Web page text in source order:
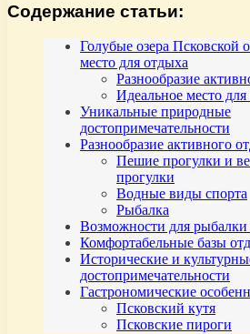
Содержание статьи:
Голубые озера Псковской
место для отдыха
Разнообразие
Идеальное место для
Уникальные природные
достопримечательности
Разнообразие активного
Пешие прогулки и
прогулки
Водные виды спорта
Рыбалка
Возможности для
Комфортабельные базы
Исторические и
достопримечательности
Гастрономические
Псковский кутя
Псковские пироги